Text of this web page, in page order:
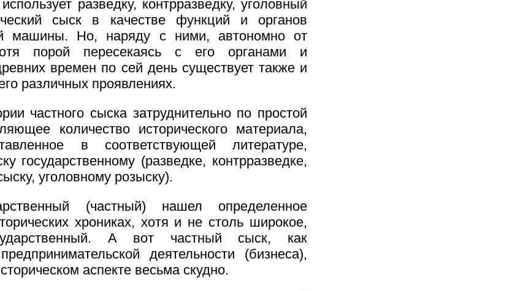
разведку, контрразведку, уголовный
сыск в качестве функций и органов
машины. Но, наряду с ними, автономно от
порой пересекаясь с его органами и
времен по сей день существует также и
различных проявлениях.
частного сыска затруднительно по простой
количество исторического материала,
в соответствующей литературе,
государственному (разведке, контрразведке,
уголовному розыску).
(частный) нашел определенное
хрониках, хотя и не столь широкое,
А вот частный сыск, как
деятельности (бизнеса),
аспекте весьма скудно.